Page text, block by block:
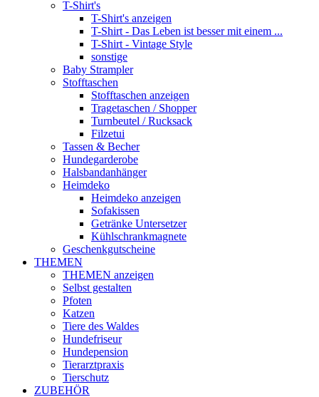
T-Shirt's
T-Shirt's anzeigen
T-Shirt - Das Leben ist besser mit einem ...
T-Shirt - Vintage Style
sonstige
Baby Strampler
Stofftaschen
Stofftaschen anzeigen
Tragetaschen / Shopper
Turnbeutel / Rucksack
Filzetui
Tassen & Becher
Hundegarderobe
Halsbandanhänger
Heimdeko
Heimdeko anzeigen
Sofakissen
Getränke Untersetzer
Kühlschrankmagnete
Geschenkgutscheine
THEMEN
THEMEN anzeigen
Selbst gestalten
Pfoten
Katzen
Tiere des Waldes
Hundefriseur
Hundepension
Tierarztpraxis
Tierschutz
ZUBEHÖR